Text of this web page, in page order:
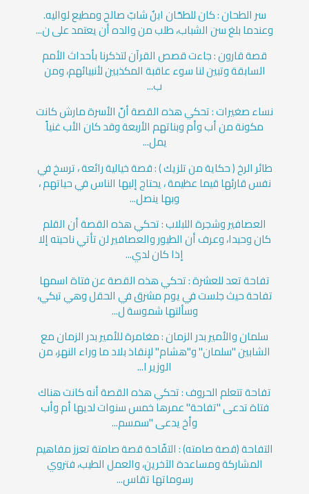
سر الطحان : كان للطحّان ابنٌ شابّ صالح ومطيع لواليه.
وعندما بلغ سن الشباب، طلب من والده أن يعتمد على ن...
قصة قارون : جاءت قصص القرآن لتذكرنا بأحداث الأمم
السابقة وتبين لنا سوء عاقبة المكذبين لأنبيائهم، ومن
ب...
نساء صغيرات : تحكي هذه القصة أنّ الأسرة مارش كانت
مكونة من أب وأم وبناتهم الأربعة وقد كان الأب غنياً
يمل...
طائر الرخ ( حكاية من تلزيك ) : قصة خيالية رائعة ، ترسخ في
نفس قارئها قيما عظيمة ، يحتاج إليها الناس في حياتهم ،
وبها ينصل...
العصافير وشجرة اللبلاب : تحكي هذه القصة أن القلم
كان وحيدا، وعرف أن الطيور والعصافير لن تأتي ناحيته إلا
إذا كان لدي...
تفاحة تعد للعشرة : تحكي هذه القصة عن فتاة اسمها
تفاحة حيث جلست في يوم مشرق في الحقل وهي تبكي،
وسألتها شموسة ل...
سلمان والأمير بدر الزمان : مغامرة للأمير بدر الزمان مع
الشابين "سلمان" و"هشام" لإنقاذ بلاد ما وراء النهر، من
الوزير ا...
تفاحة تتعلم الحروف : تحكي هذه القصة أنه كانت هناك
فتاة تدعى "تفاحة" عمرها خمس سنوات لديها أم وأب
وأخ يدعى "سمسم...
التفاحة (قصة صامته) : التفّاحة قصة صامتة تعزز مفاهيم
المشاركة ومساعدة الآخرين، والعمل الطيب، فتروي
رسوماتها تقاس...